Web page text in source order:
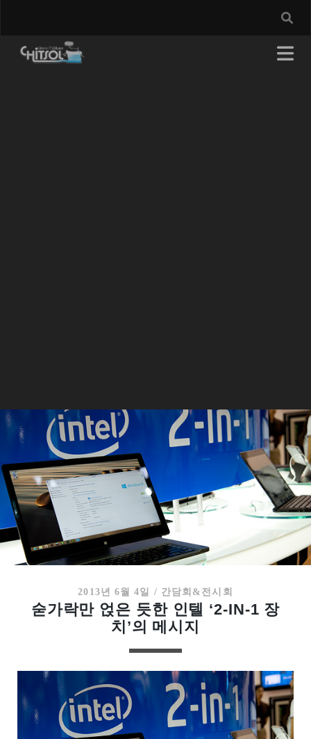
2013년 6월 4일 / 간담회&전시회
숟가락만 얹은 듯한 인텔 ‘2-IN-1 장
치’의 메시지